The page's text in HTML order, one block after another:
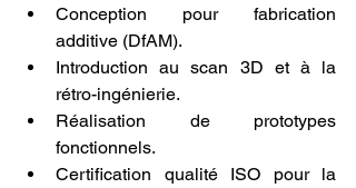
Conception pour fabrication
additive (DfAM).
Introduction au scan 3D et à la
rétro-ingénierie.
Réalisation de prototypes
fonctionnels.
Certification qualité ISO pour la